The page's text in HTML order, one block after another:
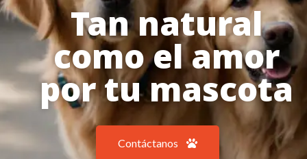
Tan natural
como el amor
por tu mascota
Contáctanos